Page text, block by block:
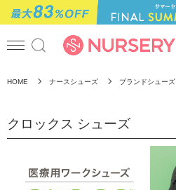
HOME ナースシューズ ブランドシューズ
クロックス シューズ